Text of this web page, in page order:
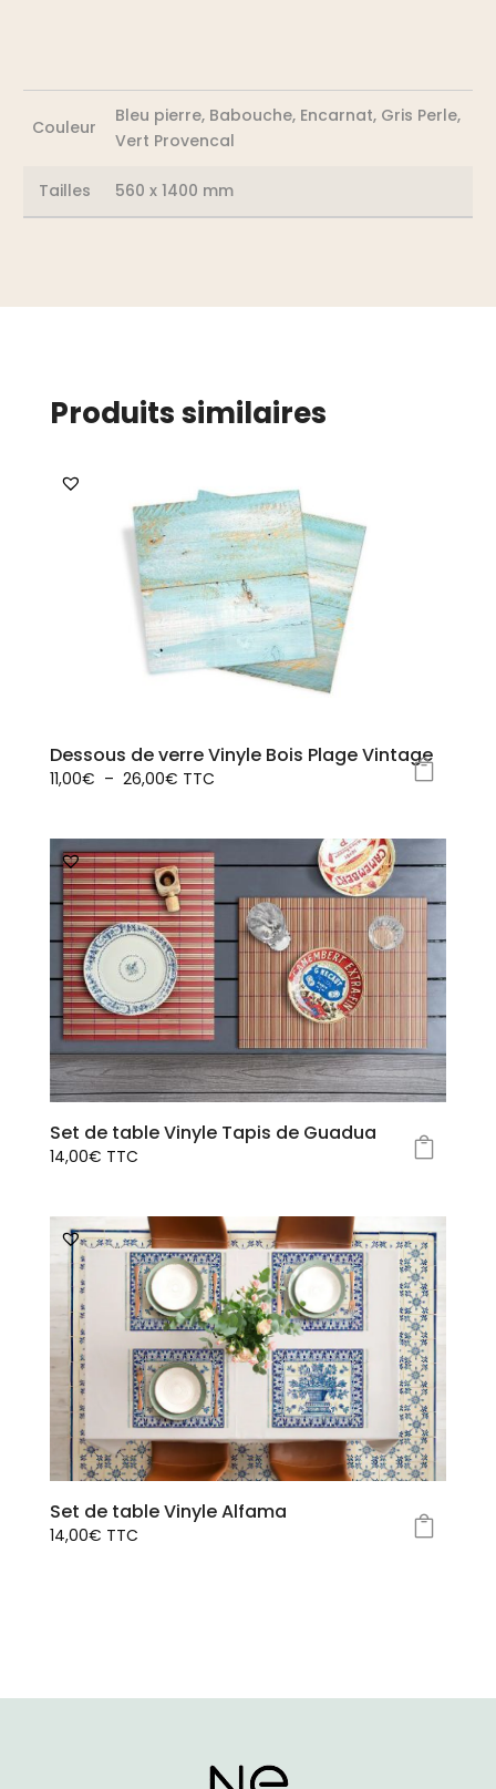
Couleur
Bleu pierre, Babouche, Encarnat, Gris Perle,
Vert Provencal
Tailles 560 x 1400 mm
Produits similaires
Dessous de verre Vinyle Bois Plage Vintage
11,00€ – 26,00€Plage
11,00€
à
26,00€
TTC
plusieurs
variations.
Les
options
peuvent
être
choisies
sur
la
page
du
produit
Set de table Vinyle Tapis de Guadua
14,00€ TTC
plusieurs
variations.
Les
options
peuvent
être
choisies
sur
page
du
produit
Set de table Vinyle Alfama
14,00€ TTC